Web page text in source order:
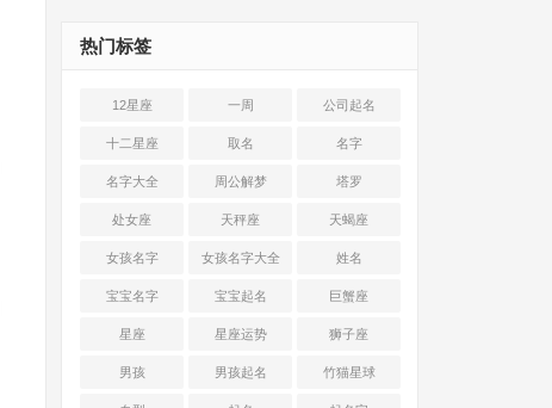
热门标签
12星座 一周 公司起名
十二星座 取名 名字
名字大全 周公解梦 塔罗
处女座 天秤座 天蝎座
女孩名字 女孩名字大全 姓名
宝宝名字 宝宝起名 巨蟹座
星座 星座运势 狮子座
男孩 男孩起名 竹猫星球